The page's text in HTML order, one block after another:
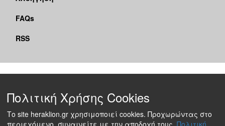
FAQs
RSS
Πολιτική Χρήσης Cookies
Το site heraklion.gr χρησιμοποιεί cookies. Προχωρώντας στο
περιεχόμενο, συναινείτε με την αποδοχή τους. Πολιτική